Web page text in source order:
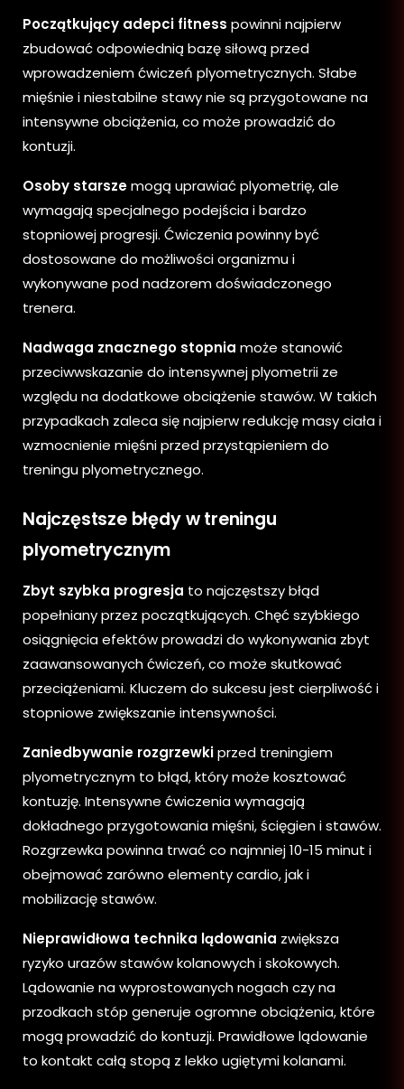
Początkujący adepci fitness powinni najpierw
zbudować odpowiednią bazę siłową przed
wprowadzeniem ćwiczeń plyometrycznych. Słabe
mięśnie i niestabilne stawy nie są przygotowane na
intensywne obciążenia, co może prowadzić do
kontuzji.
Osoby starszemogą uprawiać plyometrię, ale
wymagają specjalnego podejścia i bardzo
stopniowej progresji. Ćwiczenia powinny być
dostosowane do możliwości organizmu i
wykonywane pod nadzorem doświadczonego
trenera.
Nadwaga znacznego stopnia może stanowić
przeciwwskazanie do intensywnej plyometrii ze
względu na dodatkowe obciążenie stawów. W takich
przypadkach zaleca się najpierw redukcję masy ciała i
wzmocnienie mięśni przed przystąpieniem do
treningu plyometrycznego.
Najczęstsze błędy w treningu
plyometrycznym
Zbyt szybka progresja to najczęstszy błąd
popełniany przez początkujących. Chęć szybkiego
osiągnięcia efektów prowadzi do wykonywania zbyt
zaawansowanych ćwiczeń, co może skutkować
przeciążeniami. Kluczem do sukcesu jest cierpliwość i
stopniowe zwiększanie intensywności.
Zaniedbywanie rozgrzewkiprzed treningiem
plyometrycznym to błąd, który może kosztować
kontuzję. Intensywne ćwiczenia wymagają
dokładnego przygotowania mięśni, ścięgien i stawów.
Rozgrzewka powinna trwać co najmniej 10-15 minut i
obejmować zarówno elementy cardio, jak i
mobilizację stawów.
Nieprawidłowa technika lądowania zwiększa
ryzyko urazów stawów kolanowych i skokowych.
Lądowanie na wyprostowanych nogach czy na
przodkach stóp generuje ogromne obciążenia, które
mogą prowadzić do kontuzji. Prawidłowe lądowanie
to kontakt całą stopą z lekko ugiętymi kolanami.